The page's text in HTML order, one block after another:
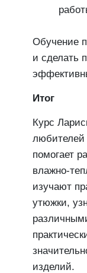
Обучение
и сделать
Итог
Курс
помогает
влажно-
изучают
утюжки,
изделий.